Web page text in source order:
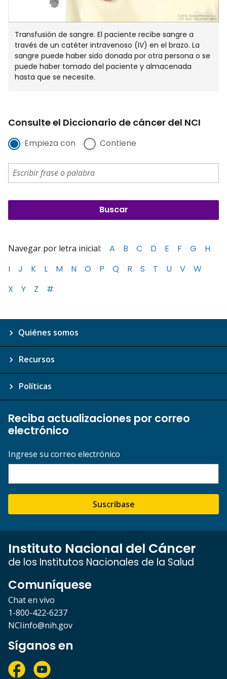
Transfusión de sangre. El paciente recibe sangre a
través de un catéter intravenoso (IV) en el brazo. La
sangre puede haber sido donada por otra persona o se
puede haber tomado del paciente y almacenada
hasta que se necesite.
Consulte el Diccionario de cáncer del NCI
Empieza con Contiene
Navegar por letra inicial: A B C D E F G
H
I
J K L M N O P Q R S T U V
W
X
Y Z #
Quiénes somos
Recursos
Políticas
Reciba actualizaciones por correo
electrónico
Ingrese su correo electrónico
Suscríbase
Instituto Nacional del Cáncer
de los Institutos Nacionales de la Salud
Comuníquese
Chat en vivo
1-800-422-6237
NCIinfo@nih.gov
Síganos en